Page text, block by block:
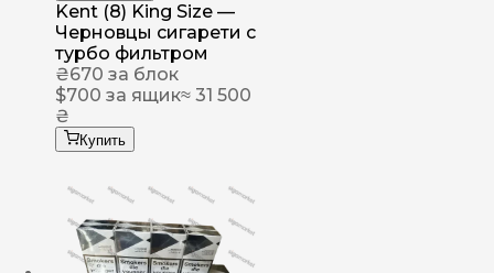
Kent (8) King Size —
Черновцы сигарети с
турбо фильтром
₴670 за блок
$700 за ящик≈ 31 500
₴
Купить